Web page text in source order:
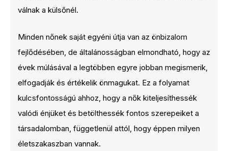
válnak a külsőnél.
Minden nőnek saját egyéni útja van az önbizalom
fejlődésében, de általánosságban elmondható, hogy az
évek múlásával a legtöbben egyre jobban megismerik,
elfogadják és értékelik önmagukat. Ez a folyamat
kulcsfontosságú ahhoz, hogy a nők kiteljesíthessék
valódi énjüket és betölthessék fontos szerepeiket a
társadalomban, függetlenül attól, hogy éppen milyen
életszakaszban vannak.